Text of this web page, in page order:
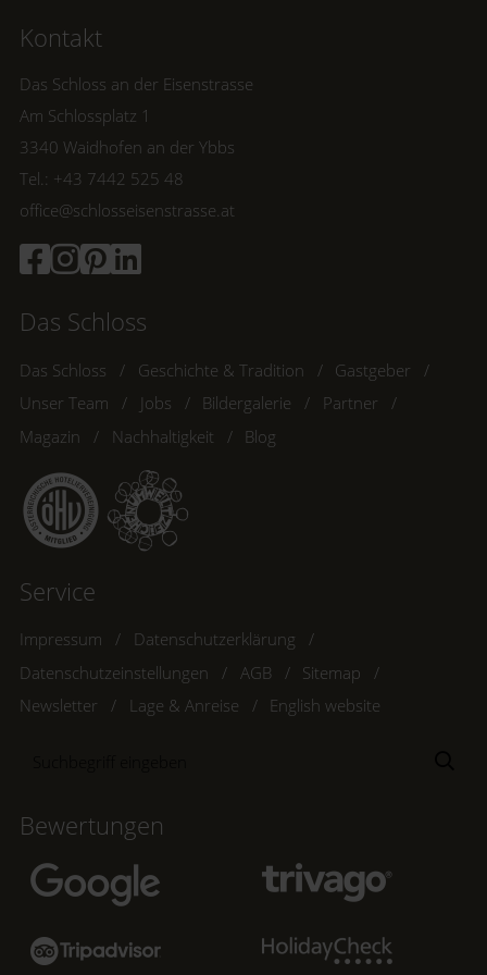
Kontakt
Das Schloss an der Eisenstrasse
Am Schlossplatz 1
3340 Waidhofen an der Ybbs
Tel.: +43 7442 525 48
office@schlosseisenstrasse.at
Das Schloss
Das Schloss Geschichte & Tradition
Gastgeber
Unser Team
Jobs Bildergalerie
Partner
Magazin
Nachhaltigkeit Blog
Service
Impressum
Datenschutzerklärung
Datenschutzeinstellungen
AGB
Sitemap
Newsletter
Lage & Anreise English website
Bewertungen